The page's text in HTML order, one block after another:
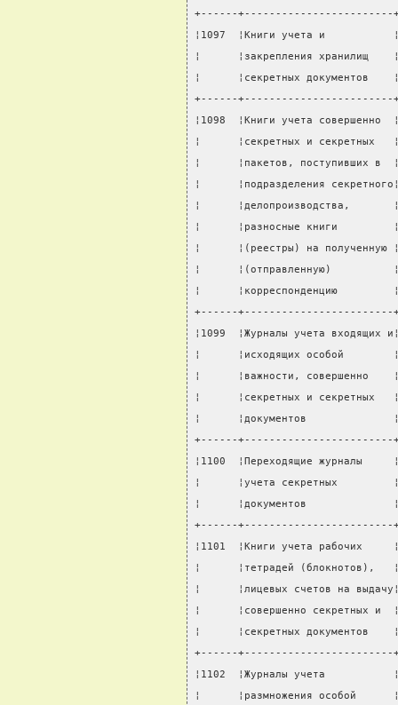
+------+------------------------
¦1097  ¦Книги учета и
¦      ¦закрепления
¦      ¦секретных
+------+------------------------
¦1098  ¦Книги учета
¦      ¦секретных и
¦      ¦пакетов,
¦      ¦подразделения
¦
¦      ¦разносные
¦      ¦(реестры) на
¦      ¦(отправленную)
¦
+------+------------------------
¦1099  ¦Журналы учета
¦      ¦исходящих
¦      ¦важности,
¦      ¦секретных и
¦      ¦документов
+------+------------------------
¦1100  ¦Переходящие
¦      ¦учета
¦      ¦документов
+------+------------------------
¦1101  ¦Книги учета
¦      ¦тетрадей
¦      ¦лицевых счетов
¦      ¦совершенно
¦      ¦секретных
+------+------------------------
¦1102  ¦Журналы учета
¦      ¦размножения